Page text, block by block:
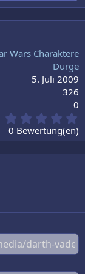
Wars Charaktere
Durge
5. Juli 2009
326
0
0
0
(
)
0 Bewertung(en)